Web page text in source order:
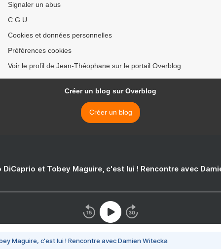
Signaler un abus
C.G.U.
Cookies et données personnelles
Préférences cookies
Voir le profil de Jean-Théophane sur le portail Overblog
Créer un blog sur Overblog
Créer un blog
DiCaprio et Tobey Maguire, c'est lui ! Rencontre avec
Maguire, c'est lui ! Rencontre avec Damien Witecka